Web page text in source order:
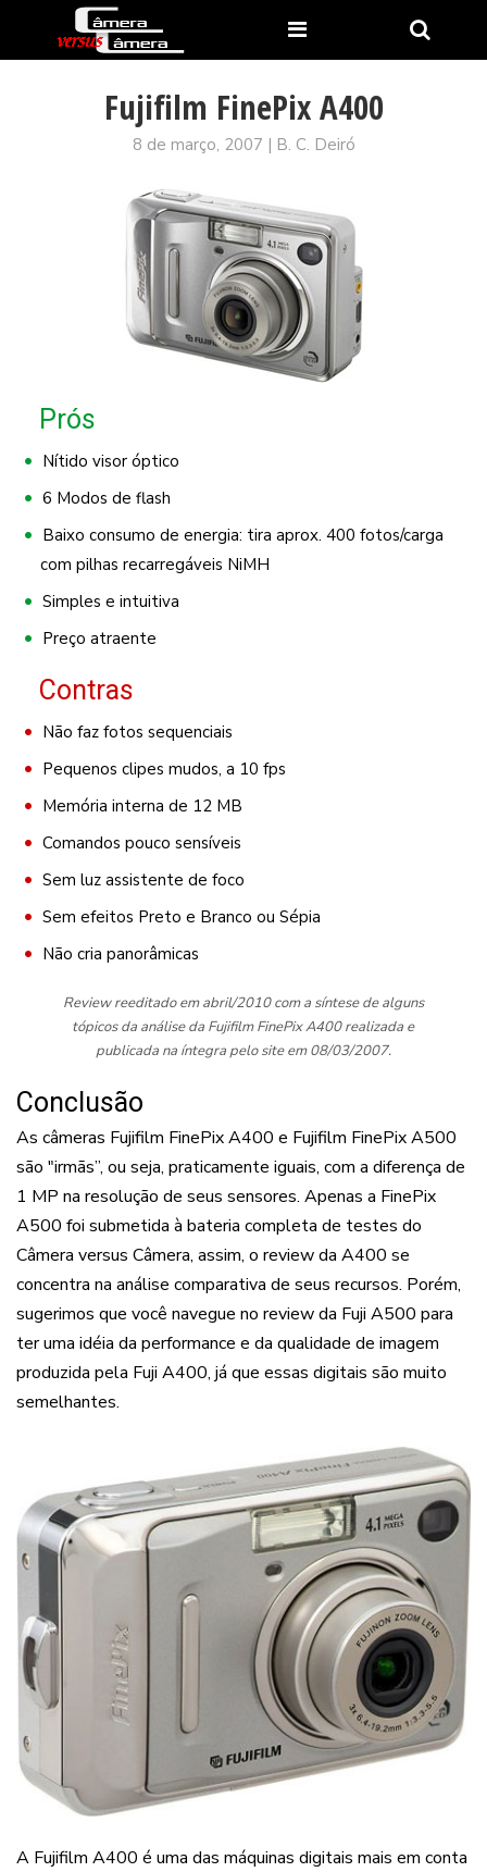
Fujifilm FinePix A400
8 de março, 2007 | B. C. Deiró
Prós
Nítido visor óptico
6 Modos de flash
Baixo consumo de energia: tira aprox. 400 fotos/carga
com pilhas recarregáveis NiMH
Simples e intuitiva
Preço atraente
Contras
Não faz fotos sequenciais
Pequenos clipes mudos, a 10 fps
Memória interna de 12 MB
Comandos pouco sensíveis
Sem luz assistente de foco
Sem efeitos Preto e Branco ou Sépia
Não cria panorâmicas
Review reeditado em abril/2010 com a síntese de alguns
tópicos da análise da Fujifilm FinePix A400 realizada e
publicada na íntegra pelo site em 08/03/2007.
Conclusão
As câmeras Fujifilm FinePix A400 e Fujifilm FinePix A500
são "irmãs”, ou seja, praticamente iguais, com a diferença de
1 MP na resolução de seus sensores. Apenas a FinePix
A500 foi submetida à bateria completa de testes do
Câmera versus Câmera, assim, o review da A400 se
concentra na análise comparativa de seus recursos. Porém,
sugerimos que você navegue no review da Fuji A500 para
ter uma idéia da performance e da qualidade de imagem
produzida pela Fuji A400, já que essas digitais são muito
semelhantes.
A Fujifilm A400 é uma das máquinas digitais mais em conta